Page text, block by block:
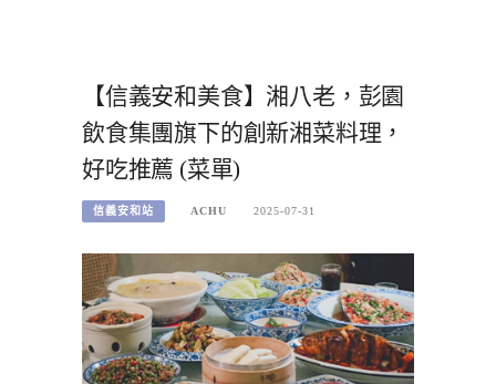
【信義安和美食】湘八老，彭園
飲食集團旗下的創新湘菜料理，
好吃推薦 (菜單)
信義安和站 ACHU 2025-07-31